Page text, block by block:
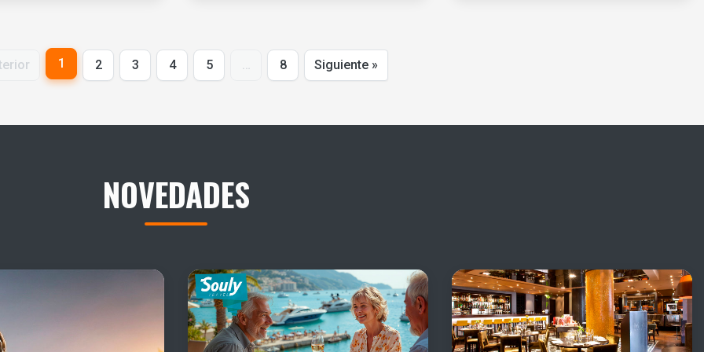
1 2 3 4 5 … 8 Siguiente »
NOVEDADES